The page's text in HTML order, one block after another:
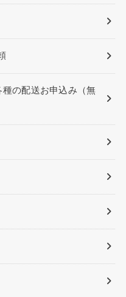
種の配送お申込み（無